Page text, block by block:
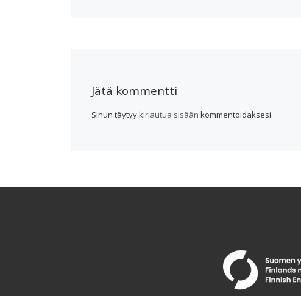
Jätä kommentti
Sinun täytyy kirjautua sisään kommentoidaksesi.